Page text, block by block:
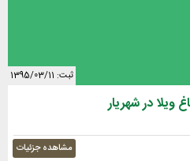
ثبت: 1395/03/11
مشاهده جزئیات